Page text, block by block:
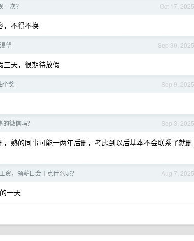
Oct 17, 2025
次？
，不得不换
Sep 30, 2025
望
三天，很期待放假
Sep 9, 2025
个奖
Sep 3, 2025
微信吗？
熟的同事可能一两年后删，考虑到以后基本不会联系了就删
Aug 7, 2025
资，领薪日会干点什么呢？
一天